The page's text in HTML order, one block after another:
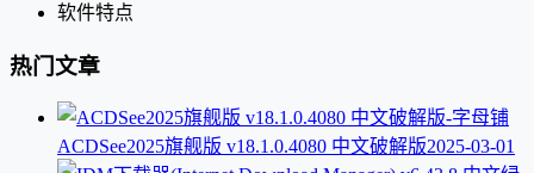
软件特点
热门文章
ACDSee2025旗舰版 v18.1.0.4080 中文破解版2025-03-01